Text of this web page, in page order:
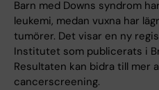
Barn med Downs syndrom
leukemi, medan vuxna har
tumörer. Det visar en ny
Institutet som publicerats i
Resultaten kan bidra till mer
cancerscreening.